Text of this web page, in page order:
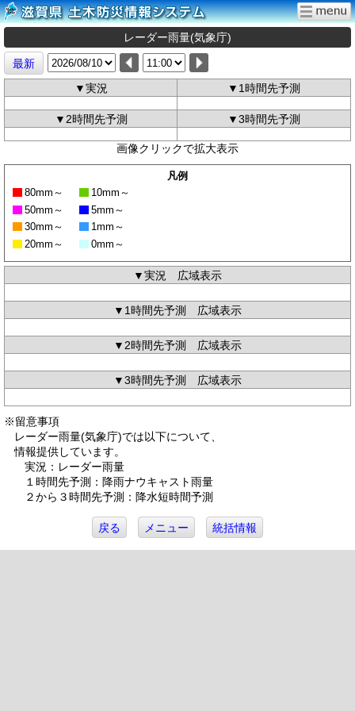
レーダー雨量(気象庁)
最新
▼実況
▼1時間先予測
▼2時間先予測 ▼3時間先予測
画像クリックで拡大表示
凡例
80mm～
50mm～
30mm～
20mm～
10mm～
5mm～
1mm～
0mm～
▼実況 広域表示
▼1時間先予測 広域表示
▼2時間先予測 広域表示
▼3時間先予測 広域表示
※留意事項
レーダー雨量(気象庁)では以下について、
情報提供しています。
実況：レーダー雨量
１時間先予測：降雨ナウキャスト雨量
２から３時間先予測：降水短時間予測
戻る メニュー 統括情報